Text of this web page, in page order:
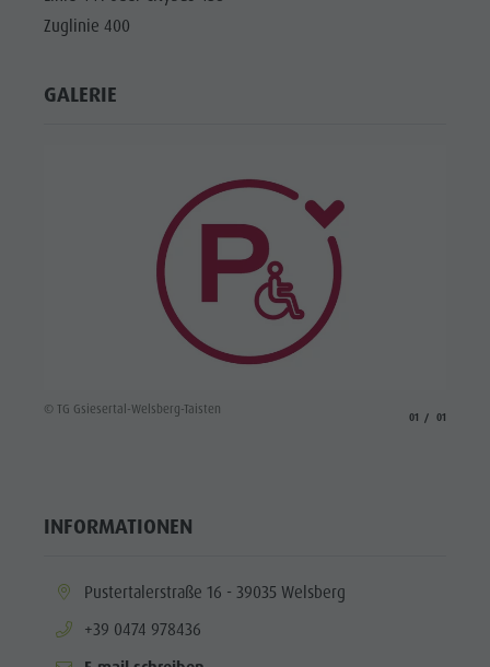
Zuglinie 400
GALERIE
© TG Gsiesertal-Welsberg-Taisten
01 01
INFORMATIONEN
aria.location:
Pustertalerstraße 16 - 39035 Welsberg
aria.phone:
+39 0474 978436